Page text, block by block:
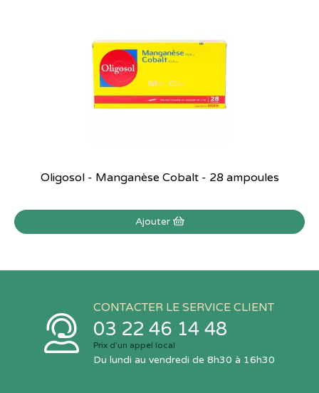
Oligosol - Manganèse Cobalt - 28 ampoules
Ajouter
CONTACTER LE SERVICE CLIENT
03 22 46 14 48
Prix d’un appel local
Du lundi au vendredi de 8h30 à 16h30